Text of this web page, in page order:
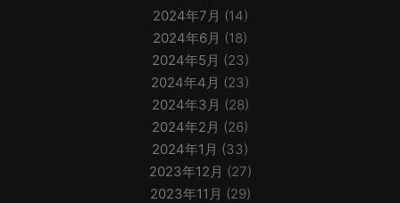
2024年7月 (14)
2024年6月 (18)
2024年5月 (23)
2024年4月 (23)
2024年3月 (28)
2024年2月 (26)
2024年1月 (33)
2023年12月 (27)
2023年11月 (29)